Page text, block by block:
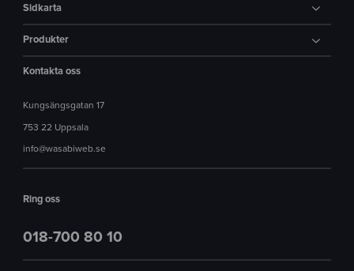
Sidkarta
Produkter
Kontakta oss
Kungsängsgatan 17
753 22 Uppsala
info@wasabiweb.se
Ring oss
018-700 80 10